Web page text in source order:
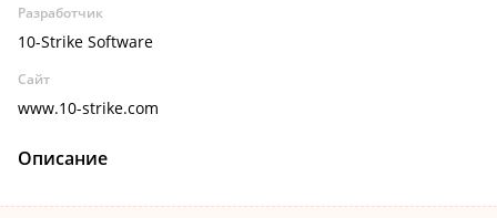
Разработчик
10-Strike Software
Сайт
www.10-strike.com
Описание